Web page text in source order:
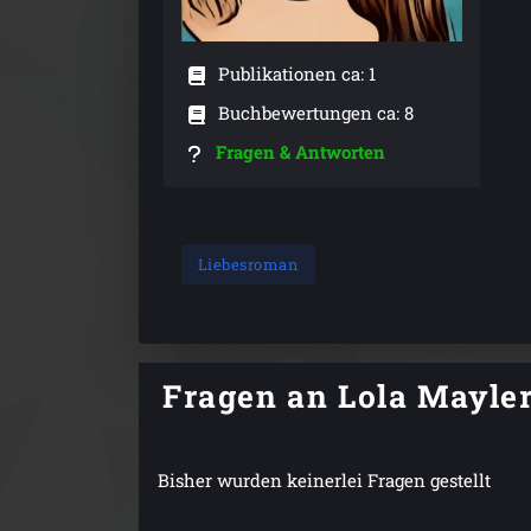
Publikationen ca: 1
Buchbewertungen ca: 8
Fragen & Antworten
Liebesroman
Fragen an Lola
Bisher wurden keinerlei Fragen gestellt